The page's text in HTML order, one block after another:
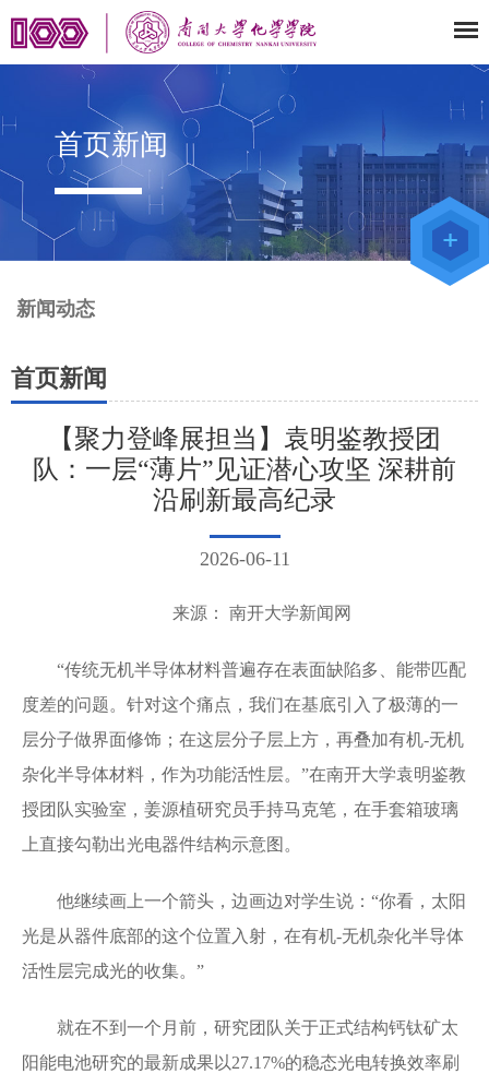
首页新闻
新闻动态
首页新闻
【聚力登峰展担当】袁明鉴教授团
队：一层“薄片”见证潜心攻坚 深耕前
沿刷新最高纪录
2026-06-11
来源： 南开大学新闻网
“传统无机半导体材料普遍存在表面缺陷多、能带匹配
度差的问题。针对这个痛点，我们在基底引入了极薄的一
层分子做界面修饰；在这层分子层上方，再叠加有机-无机
杂化半导体材料，作为功能活性层。”在南开大学袁明鉴教
授团队实验室，姜源植研究员手持马克笔，在手套箱玻璃
上直接勾勒出光电器件结构示意图。
他继续画上一个箭头，边画边对学生说：“你看，太阳
光是从器件底部的这个位置入射，在有机-无机杂化半导体
活性层完成光的收集。”
就在不到一个月前，研究团队关于正式结构钙钛矿太
阳能电池研究的最新成果以27.17%的稳态光电转换效率刷